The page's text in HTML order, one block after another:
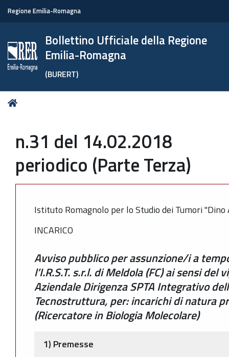
Regione Emilia-Romagna
Bollettino Ufficiale della Regione
Emilia-Romagna
(BURERT)
Tu
n.31 del 14.02.2018
periodico (Parte Terza)
Istituto Romagnolo per lo Studio dei Tumori "Dino
INCARICO
Avviso pubblico per assunzione/i a
l’I.R.S.T. s.r.l. di Meldola (FC) ai sensi
Aziendale Dirigenza SPTA Integrativo
Tecnostruttura, per: incarichi di natura
(Ricercatore in Biologia Molecolare)
1) Premesse